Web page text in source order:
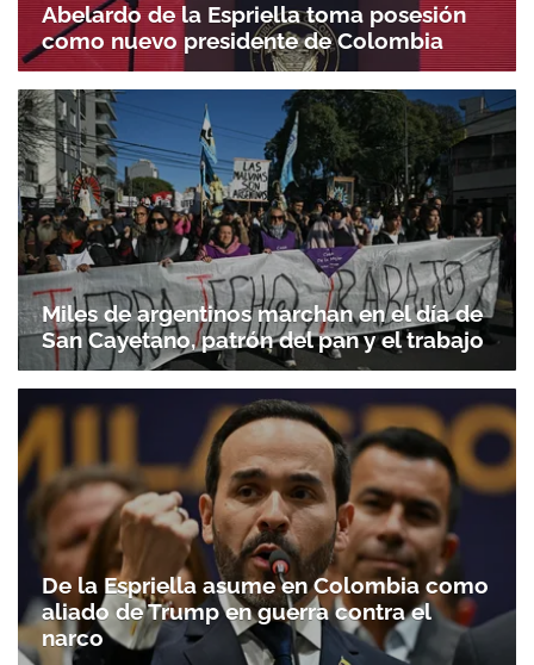
Abelardo de la Espriella toma posesión
como nuevo presidente de Colombia
Miles de argentinos marchan en el día de
San Cayetano, patrón del pan y el trabajo
De la Espriella asume en Colombia como
aliado de Trump en guerra contra el
narco